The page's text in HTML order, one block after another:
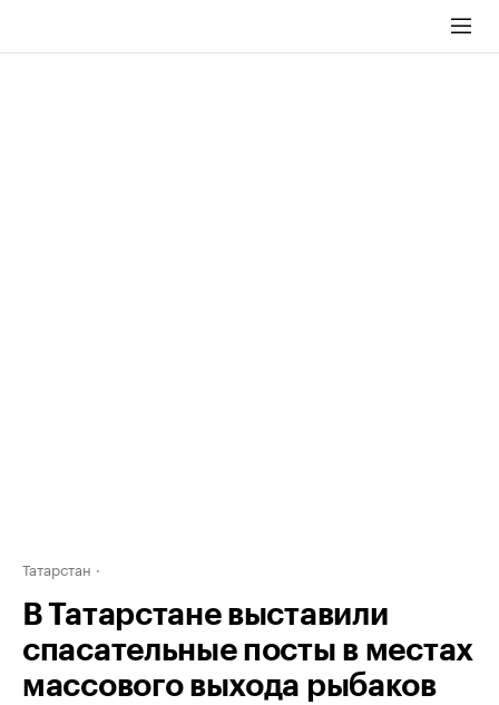
Татарстан
В Татарстане выставили
спасательные посты в местах
массового выхода рыбаков